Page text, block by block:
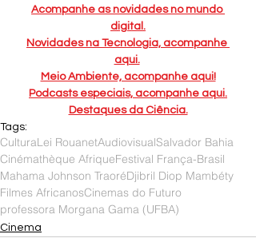
Acompanhe as novidades no mundo
digital.
Novidades na Tecnologia, acompanhe
aqui.
Meio Ambiente, acompanhe aqui!
Podcasts especiais, acompanhe aqui.
Destaques da Ciência.
Tags:
CulturaLei RouanetAudiovisualSalvador Bahia
Cinémathèque AfriqueFestival França-Brasil
Mahama Johnson TraoréDjibril Diop Mambéty
Filmes AfricanosCinemas do Futuro
professora Morgana Gama (UFBA)
Cinema